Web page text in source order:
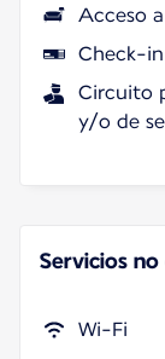
Acceso
Check-
Circuito
y/o de
Servicios
Wi-Fi